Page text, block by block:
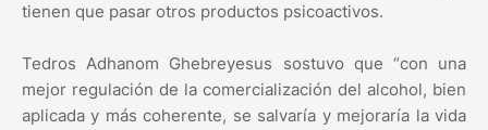
tienen que pasar otros productos psicoactivos.
Tedros Adhanom Ghebreyesus sostuvo que “con una
mejor regulación de la comercialización del alcohol, bien
aplicada y más coherente, se salvaría y mejoraría la vida